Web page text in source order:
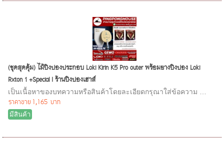
(ชุดสุดคุ้ม) ไม้ปิงปองประกอบ Loki Kirin K5 Pro outer พร้อมยางปิงปอง Loki
Rxton 1 +Special I ร้านปิงปองเฮาส์
เป็นเนื้อหาของบทความหรือสินค้าโดยละเอียดกรุณาใส่ข้อความ …
ราคาขาย 1,165 บาท
มีสินค้า